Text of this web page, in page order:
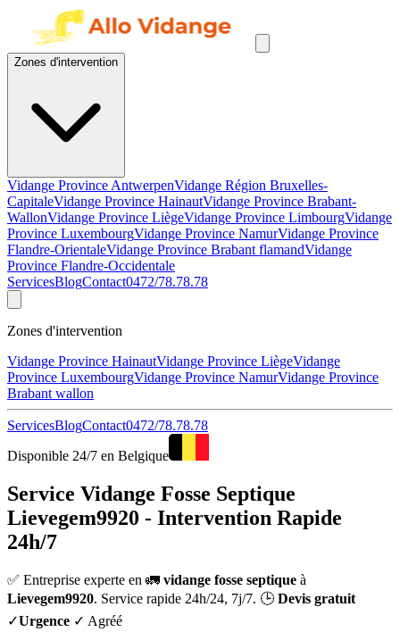
Zones d'intervention
Vidange Province AntwerpenVidange Région Bruxelles-
CapitaleVidange Province HainautVidange Province Brabant-
WallonVidange Province LiègeVidange Province LimbourgVidange
Province LuxembourgVidange Province NamurVidange Province
Flandre-OrientaleVidange Province Brabant flamandVidange
Province Flandre-Occidentale
ServicesBlogContact0472/78.78.78
Zones d'intervention
Vidange Province HainautVidange Province LiègeVidange
Province LuxembourgVidange Province NamurVidange Province
Brabant wallon
ServicesBlogContact0472/78.78.78
Disponible 24/7 en Belgique
Service Vidange Fosse Septique
Lievegem9920 - Intervention Rapide
24h/7
✅ Entreprise experte en 🚛 vidange fosse septique à
Lievegem9920. Service rapide 24h/24, 7j/7. 🕒 Devis gratuit
✓Urgence ✓ Agréé